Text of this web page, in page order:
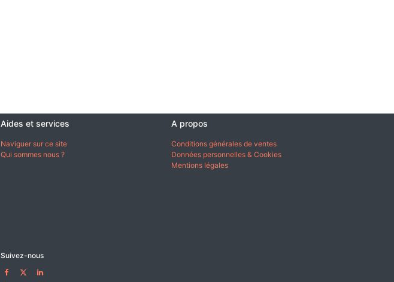
Aides et services
Naviguer sur ce site
Qui sommes nous ?
A propos
Conditions générales de ventes
Données personnelles & Cookies
Mentions légales
Suivez-nous